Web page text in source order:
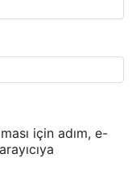
için adım, e-